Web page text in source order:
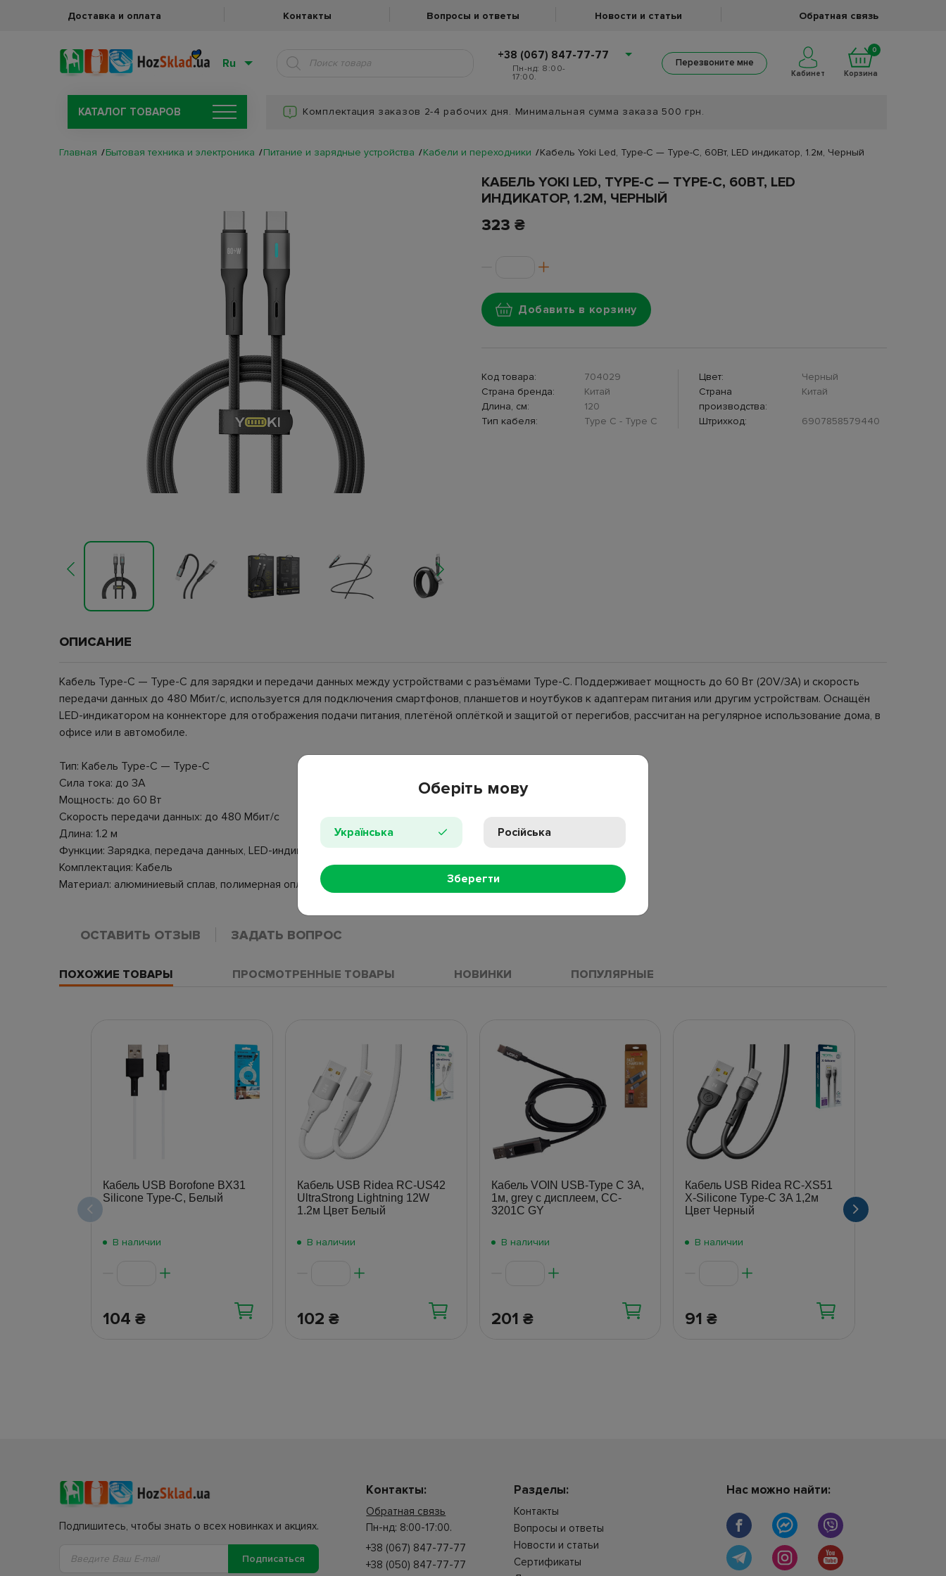
Доставка и оплата Контакты Вопросы и ответы Новости и статьи Обратная связь
Ru
+38 (067) 847-77-77
Пн-нд: 8:00-
17:00.
Перезвоните мне
Кабинет
0
Корзина
КАТАЛОГ ТОВАРОВ Комплектация заказов 2-4 рабочих дня. Минимальная сумма заказа 500 грн.
Главная Бытовая техника и электроника Питание и зарядные устройства Кабели и переходники Кабель Yoki Led, Type-C — Type-C, 60Вт, LED индикатор, 1.2м, Черный
КАБЕЛЬ YOKI LED, TYPE-C — TYPE-C, 60ВТ, LED
ИНДИКАТОР, 1.2М, ЧЕРНЫЙ
323 ₴
Добавить в корзину
Код товара:
704029
Страна бренда:
Китай
Длина, см:
120
Тип кабеля:
Type C - Type C
Цвет:
Черный
Страна
производства:
Китай
Штрихкод: 6907858579440
ОПИСАНИЕ
Кабель Type-C — Type-C для зарядки и передачи данных между устройствами с разъёмами Type-C. Поддерживает мощность до 60 Вт (20V/3A) и скорость
передачи данных до 480 Мбит/с, используется для подключения смартфонов, планшетов и ноутбуков к адаптерам питания или другим устройствам. Оснащён
LED-индикатором на коннекторе для отображения подачи питания, плетёной оплёткой и защитой от перегибов, рассчитан на регулярное использование дома, в
офисе или в автомобиле.
Тип: Кабель Type-C — Type-C
Сила тока: до 3A
Мощность: до 60 Вт
Скорость передачи данных: до 480 Мбит/с
Длина: 1.2 м
Функции: Зарядка, передача данных, LED-индикация
Комплектация: Кабель
Материал: алюминиевый сплав, полимерная оплётка
ОСТАВИТЬ ОТЗЫВ ЗАДАТЬ ВОПРОС
ПОХОЖИЕ ТОВАРЫ ПРОСМОТРЕННЫЕ ТОВАРЫ НОВИНКИ ПОПУЛЯРНЫЕ
Кабель USB Borofone BX31
Silicone Type-C, Белый
В наличии
104 ₴
Кабель USB Ridea RC-US42
UltraStrong Lightning 12W
1.2м Цвет Белый
В наличии
102 ₴
Кабель VOIN USB-Type C 3А,
1м, grey с дисплеем, CC-
3201C GY
В наличии
201 ₴
Кабель USB Ridea RC-XS51
X-Silicone Type-C 3A 1,2м
Цвет Черный
В наличии
91₴
Оберіть мову
Українська Російська
Зберегти
Подпишитесь, чтобы знать о всех новинках и акциях.
Подписаться
Контакты:
Обратная связь
Пн-нд: 8:00-17:00.
+38 (067) 847-77-77
+38 (050) 847-77-77
Разделы:
Контакты
Вопросы и ответы
Новости и статьи
Сертификаты
Нас можно найти: